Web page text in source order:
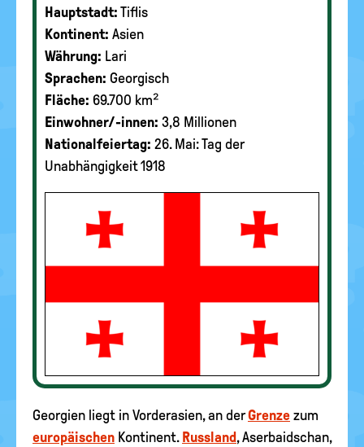
Hauptstadt: Tiflis
Kontinent: Asien
Währung: Lari
Sprachen: Georgisch
Fläche: 69.700 km²
Einwohner/-innen: 3,8 Millionen
Nationalfeiertag: 26. Mai: Tag der
Unabhängigkeit 1918
Georgien liegt in Vorderasien, an derGrenze zum
europäischen Kontinent. Russland, Aserbaidschan,